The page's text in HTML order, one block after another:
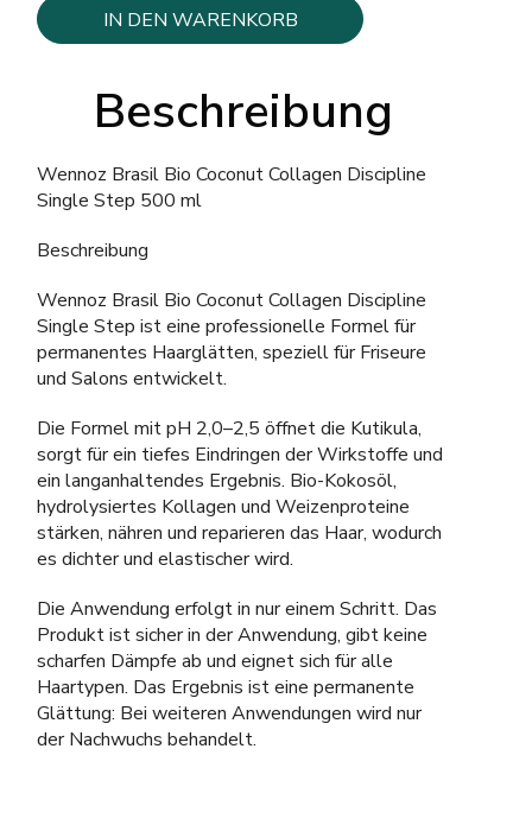
IN DEN WARENKORB
Beschreibung
Wennoz Brasil Bio Coconut Collagen Discipline
Single Step 500 ml
Beschreibung
Wennoz Brasil Bio Coconut Collagen Discipline
Single Step ist eine professionelle Formel für
permanentes Haarglätten, speziell für Friseure
und Salons entwickelt.
Die Formel mit pH 2,0–2,5 öffnet die Kutikula,
sorgt für ein tiefes Eindringen der Wirkstoffe und
ein langanhaltendes Ergebnis. Bio-Kokosöl,
hydrolysiertes Kollagen und Weizenproteine
stärken, nähren und reparieren das Haar, wodurch
es dichter und elastischer wird.
Die Anwendung erfolgt in nur einem Schritt. Das
Produkt ist sicher in der Anwendung, gibt keine
scharfen Dämpfe ab und eignet sich für alle
Haartypen. Das Ergebnis ist eine permanente
Glättung: Bei weiteren Anwendungen wird nur
der Nachwuchs behandelt.